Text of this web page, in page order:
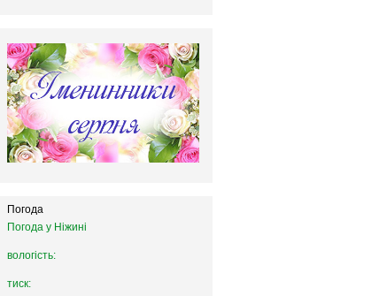
Погода
Погода у Ніжині
вологість:
тиск: